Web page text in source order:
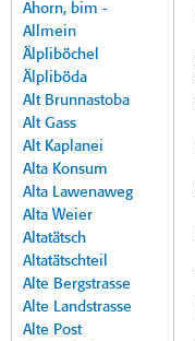
Ahorn, bim -
Allmein
Älpliböchel
Älpliböda
Alt Brunnastoba
Alt Gass
Alt Kaplanei
Alta Konsum
Alta Lawenaweg
Alta Weier
Altatätsch
Altatätschteil
Alte Bergstrasse
Alte Landstrasse
Alte Post